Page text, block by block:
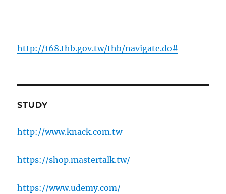
http://168.thb.gov.tw/thb/navigate.do#
STUDY
http://www.knack.com.tw
https://shop.mastertalk.tw/
https://www.udemy.com/